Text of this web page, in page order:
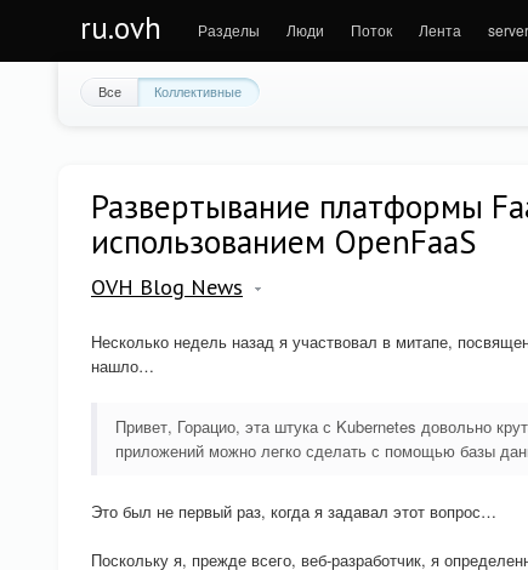
ru.ovh Разделы Люди Поток Лента
Все Коллективные
Развертывание платформы
использованием OpenFaaS
OVH Blog News
Несколько недель назад я участвовал в митапе,
нашло…
Привет, Горацио, эта штука с Kubernetes довольно
приложений можно легко сделать с помощью базы
Это был не первый раз, когда я задавал этот вопрос…
Поскольку я, прежде всего, веб-разработчик, я